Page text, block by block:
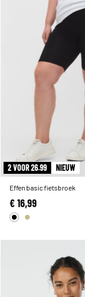
2 VOOR 26.99 NIEUW
Effen basic fietsbroek
€ 16,99